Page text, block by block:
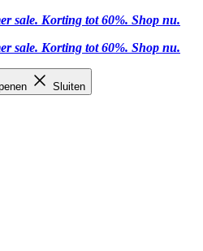
sale. Korting tot 60%. Shop nu.
sale. Korting tot 60%. Shop nu.
Sluiten